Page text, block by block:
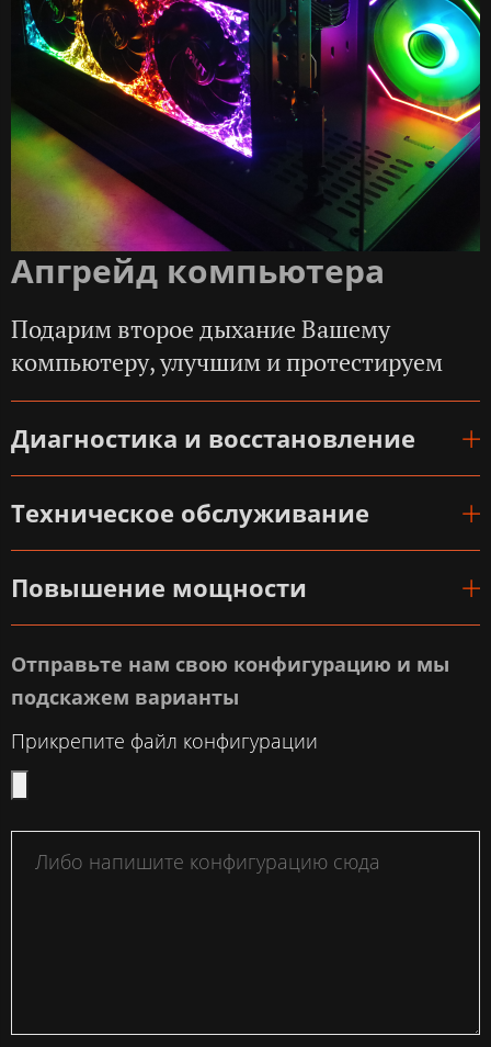
Апгрейд компьютера
Подарим второе дыхание Вашему
компьютеру, улучшим и протестируем
Диагностика и восстановление
Техническое обслуживание
Повышение мощности
Отправьте нам свою конфигурацию и мы
подскажем варианты
Прикрепите файл конфигурации